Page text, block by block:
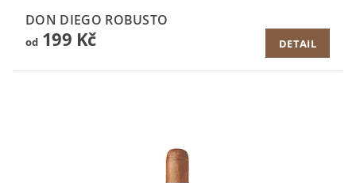
DON DIEGO ROBUSTO
od199 Kč DETAIL